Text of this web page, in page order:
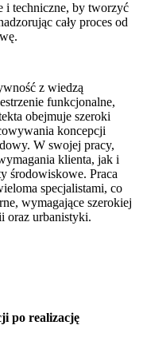
i techniczne, by tworzyć
cały proces od
z wiedzą
funkcjonalne,
obejmuje szeroki
koncepcji
W swojej pracy,
klienta, jak i
środowiskowe. Praca
specjalistami, co
wymagające szerokiej
oraz urbanistyki.
po realizację